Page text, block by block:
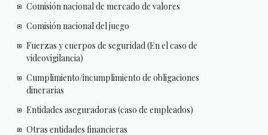
Comisión nacional de mercado de valores
Comisión nacional del juego
Fuerzas y cuerpos de seguridad (En el caso de
videovigilancia)
Cumplimiento/incumplimiento de obligaciones
dinerarias
Entidades aseguradoras (caso de empleados)
Otras entidades financieras